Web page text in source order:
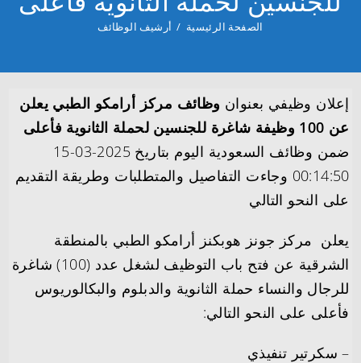
الصفحة الرئيسية / أرشيف الوظائف
إعلان وظيفي بعنوان وظائف مركز أرامكو الطبي يعلن
عن 100 وظيفة شاغرة للجنسين لحملة الثانوية فأعلى
ضمن وظائف السعودية اليوم بتاريخ 2025-03-15
00:14:50 وجاءت التفاصيل والمتطلبات وطريقة التقديم
على النحو التالي
يعلن مركز جونز هوبكنز أرامكو الطبي بالمنطقة
الشرقية عن فتح باب التوظيف لشغل عدد (100) شاغرة
للرجال والنساء حملة الثانوية والدبلوم والبكالوريوس
فأعلى على النحو التالي:
– سكرتير تنفيذي